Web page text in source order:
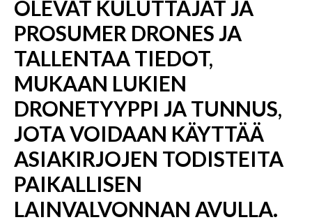
OLEVAT KULUTTAJAT JA
PROSUMER DRONES JA
TALLENTAA TIEDOT,
MUKAAN LUKIEN
DRONETYYPPI JA TUNNUS,
JOTA VOIDAAN KÄYTTÄÄ
ASIAKIRJOJEN TODISTEITA
PAIKALLISEN
LAINVALVONNAN AVULLA.